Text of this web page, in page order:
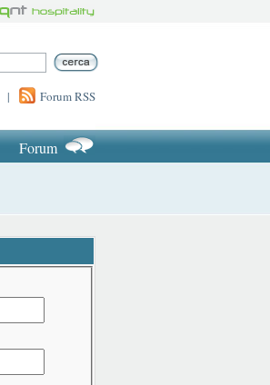
| Forum RSS
Forum